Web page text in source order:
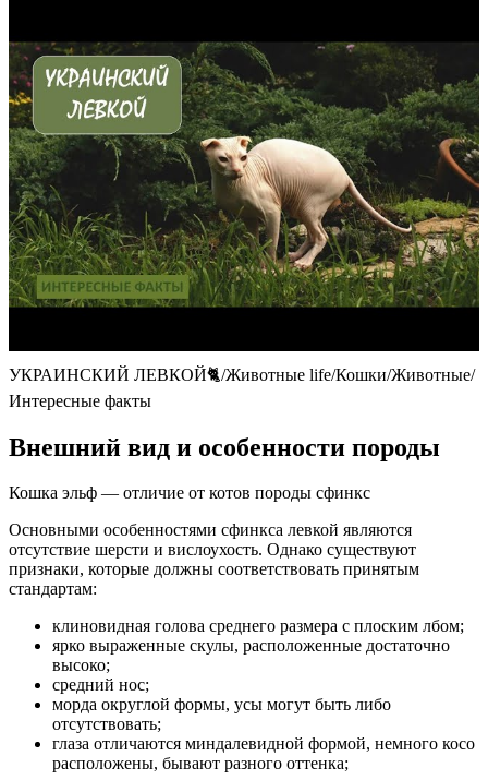
УКРАИНСКИЙ ЛЕВКОЙ🐈/Животные life/Кошки/Животные/
Интересные факты
Внешний вид и особенности породы
Кошка эльф — отличие от котов породы сфинкс
Основными особенностями сфинкса левкой являются
отсутствие шерсти и вислоухость. Однако существуют
признаки, которые должны соответствовать принятым
стандартам:
клиновидная голова среднего размера с плоским лбом;
ярко выраженные скулы, расположенные достаточно
высоко;
средний нос;
морда округлой формы, усы могут быть либо
отсутствовать;
глаза отличаются миндалевидной формой, немного косо
расположены, бывают разного оттенка;